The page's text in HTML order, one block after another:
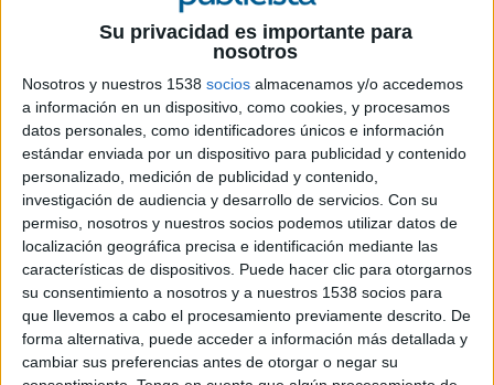
Su privacidad es importante para
nosotros
Nosotros y nuestros 1538 socios almacenamos y/o accedemos
a información en un dispositivo, como cookies, y procesamos
datos personales, como identificadores únicos e información
estándar enviada por un dispositivo para publicidad y contenido
personalizado, medición de publicidad y contenido,
investigación de audiencia y desarrollo de servicios. Con su
permiso, nosotros y nuestros socios podemos utilizar datos de
localización geográfica precisa e identificación mediante las
características de dispositivos. Puede hacer clic para otorgarnos
su consentimiento a nosotros y a nuestros 1538 socios para
que llevemos a cabo el procesamiento previamente descrito. De
forma alternativa, puede acceder a información más detallada y
cambiar sus preferencias antes de otorgar o negar su